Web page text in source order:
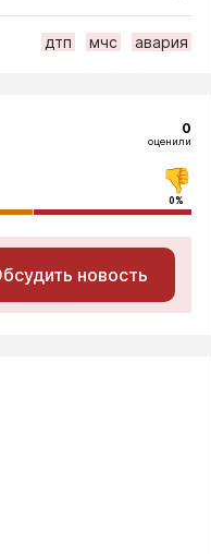
дтп мчс авария
0
оценили
0%
новость